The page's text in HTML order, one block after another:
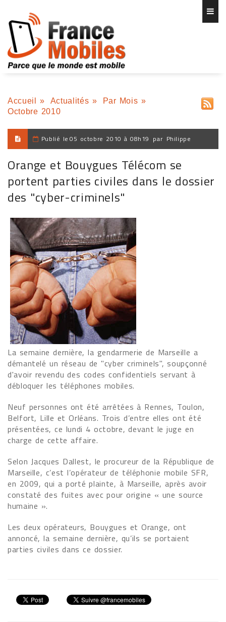
Accueil » Actualités » Par Mois »
Octobre 2010
Publié le 05 octobre 2010 à 08h19 par Philippe
Orange et Bouygues Télécom se
portent parties civiles dans le dossier
des "cyber-criminels"
La semaine dernière, la gendarmerie de Marseille a
démantelé un réseau de "cyber criminels", soupçonné
d'avoir revendu des codes confidentiels servant à
débloquer les téléphones mobiles.
Neuf personnes ont été arrêtées à Rennes, Toulon,
Belfort, Lille et Orléans. Trois d’entre elles ont été
présentées, ce lundi 4 octobre, devant le juge en
charge de cette affaire.
Selon Jacques Dallest, le procureur de la République de
Marseille, c’est l’opérateur de téléphonie mobile SFR,
en 2009, qui a porté plainte, à Marseille, après avoir
constaté des fuites avec pour origine « une source
humaine ».
Les deux opérateurs, Bouygues et Orange, ont
annoncé, la semaine dernière, qu’ils se portaient
parties civiles dans ce dossier.